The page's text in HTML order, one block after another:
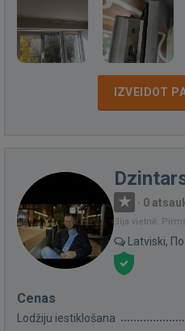
IZVEIDOT
· 0
Bija vietnē:
Latviski,
Cenas
Lodžiju iestiklošana